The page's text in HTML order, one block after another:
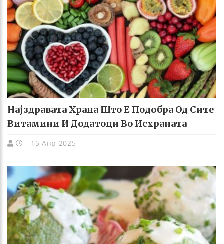
Најздравата Храна Што Е Подобра Од Сите
Витамини И Додатоци Во Исхраната
15 Апр 2025